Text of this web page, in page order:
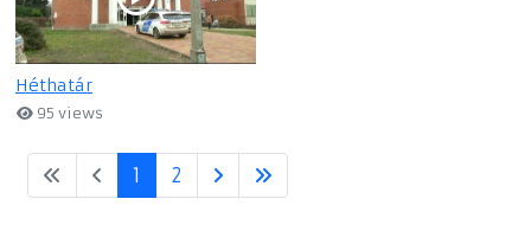
Héthatár
95 views
1 2